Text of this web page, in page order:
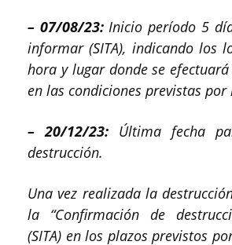
– 07/08/23:Inicio período 5
informar (SITA), indicando los
hora y lugar donde se
en las condiciones previstas
– 20/12/23: Última fecha
destrucción.
Una vez realizada la
la “Confirmación de
(SITA) en los plazos previstos